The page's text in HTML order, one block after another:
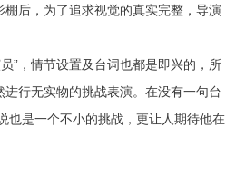
后，为了追求视觉的真实完整，导演
”，情节设置及台词也都是即兴的，所
行无实物的挑战表演。在没有一句台
也是一个不小的挑战，更让人期待他在